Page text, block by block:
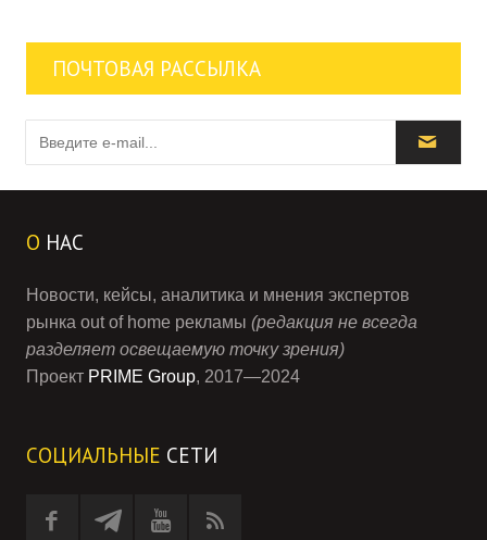
ПОЧТОВАЯ РАССЫЛКА
О НАС
Новости, кейсы, аналитика и мнения экспертов
рынка out of home рекламы (редакция не всегда
разделяет освещаемую точку зрения)
Проект PRIME Group, 2017—2024
СОЦИАЛЬНЫЕ СЕТИ